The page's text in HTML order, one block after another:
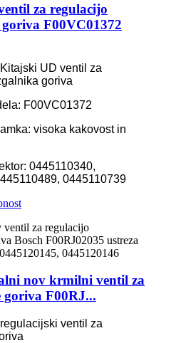
za regulacijo
F00VC01372
UD ventil za
goriva
F00VC01372
visoka kakovost in
0445110340,
0445110739
nov krmilni ventil za
F00RJ...
ventil za